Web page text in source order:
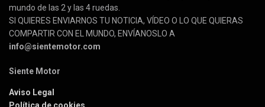
mundo de las 2 y las 4 ruedas.
SI QUIERES ENVIARNOS TU NOTICIA, VÍDEO O LO QUE QUIERAS
COMPARTIR CON EL MUNDO, ENVÍANOSLO A
info@sientemotor.com
Siente Motor
Aviso Legal